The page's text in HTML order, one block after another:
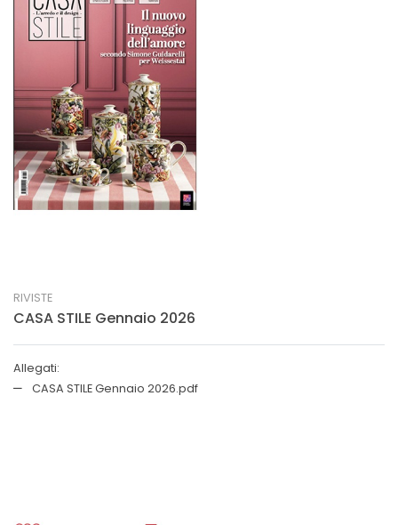
RIVISTE
CASA STILE Gennaio 2026
Allegati:
CASA STILE Gennaio 2026.pdf